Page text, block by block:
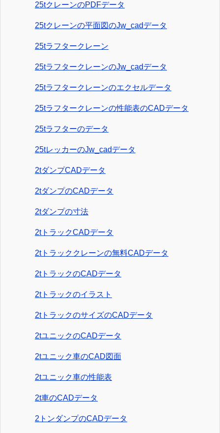
25tクレーンのPDFデータ
25tクレーンの平面図のJw_cadデータ
25tラフタークレーン
25tラフタークレーンのJw_cadデータ
25tラフタークレーンのエクセルデータ
25tラフタークレーンの性能表のCADデータ
25tラフターのデータ
25tレッカーのJw_cadデータ
2tダンプCADデータ
2tダンプのCADデータ
2tダンプの寸法
2tトラックCADデータ
2tトラッククレーンの無料CADデータ
2tトラックのCADデータ
2tトラックのイラスト
2tトラックのサイズのCADデータ
2tユニックのCADデータ
2tユニック車のCAD図面
2tユニック車の性能表
2t車のCADデータ
2トンダンプのCADデータ